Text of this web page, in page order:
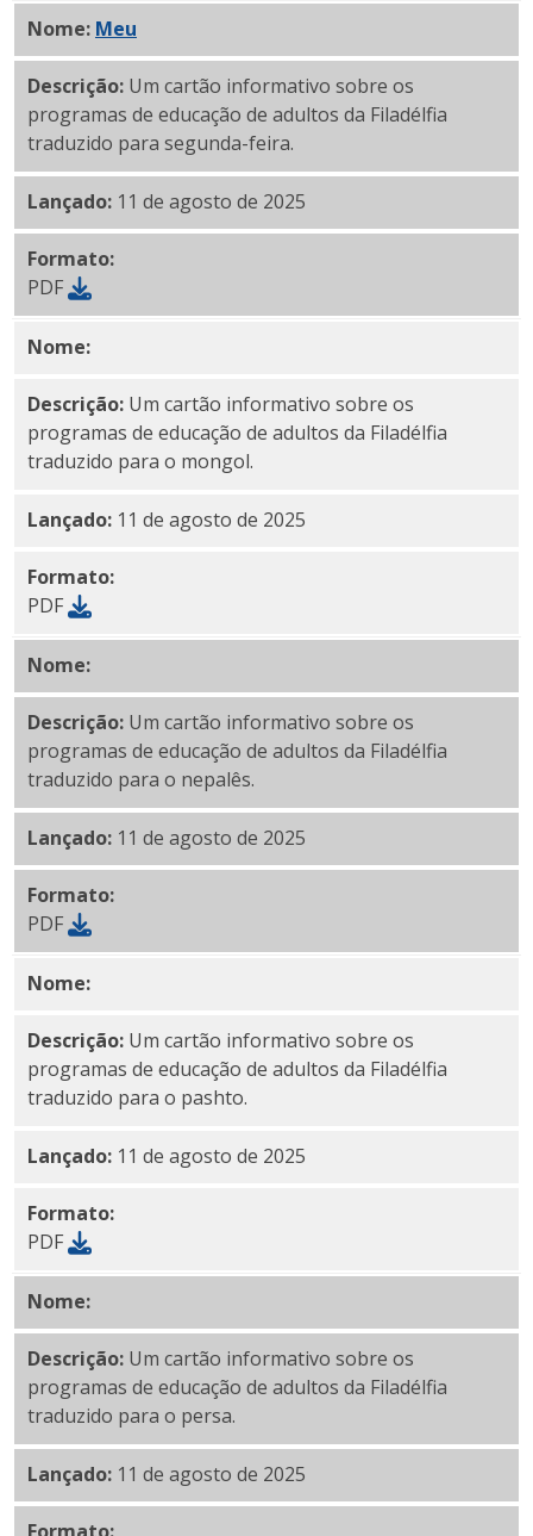
Nome: Meu
Descrição: Um cartão informativo sobre os
programas de educação de adultos da Filadélfia
traduzido para segunda-feira.
Lançado: 11 de agosto de 2025
Formato:
PDF
Nome:PDF mongol
Descrição: Um cartão informativo sobre os
programas de educação de adultos da Filadélfia
traduzido para o mongol.
Lançado: 11 de agosto de 2025
Formato:
PDF
Nome:PDF nepalês
Descrição: Um cartão informativo sobre os
programas de educação de adultos da Filadélfia
traduzido para o nepalês.
Lançado: 11 de agosto de 2025
Formato:
PDF
Nome:Pash para PDF
Descrição: Um cartão informativo sobre os
programas de educação de adultos da Filadélfia
traduzido para o pashto.
Lançado: 11 de agosto de 2025
Formato:
PDF
Nome:PDF persa
Descrição: Um cartão informativo sobre os
programas de educação de adultos da Filadélfia
traduzido para o persa.
Lançado: 11 de agosto de 2025